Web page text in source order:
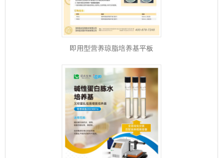
即用型营养琼脂培养基平板